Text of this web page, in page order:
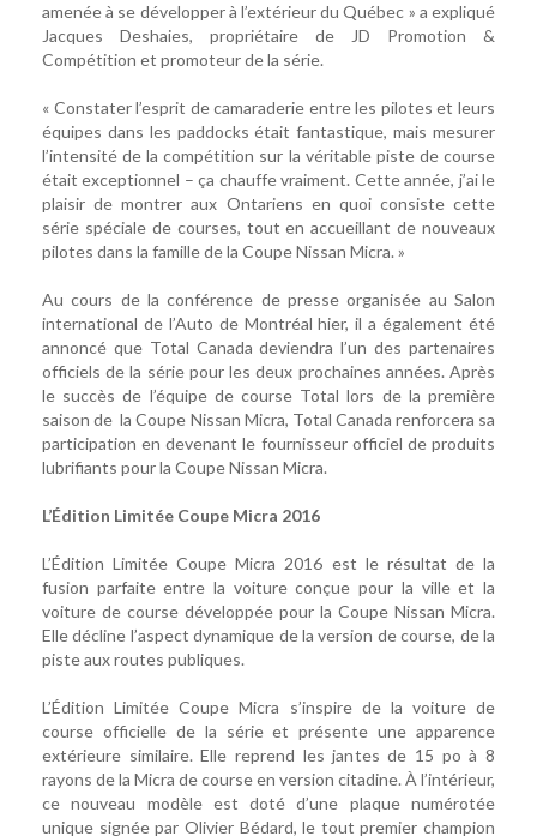
amenée à se développer à l’extérieur du Québec » a expliqué
Jacques Deshaies, propriétaire de JD Promotion &
Compétition et promoteur de la série.
« Constater l’esprit de camaraderie entre les pilotes et leurs
équipes dans les paddocks était fantastique, mais mesurer
l’intensité de la compétition sur la véritable piste de course
était exceptionnel – ça chauffe vraiment. Cette année, j’ai le
plaisir de montrer aux Ontariens en quoi consiste cette
série spéciale de courses, tout en accueillant de nouveaux
pilotes dans la famille de la Coupe Nissan Micra. »
Au cours de la conférence de presse organisée au Salon
international de l’Auto de Montréal hier, il a également été
annoncé que Total Canada deviendra l’un des partenaires
officiels de la série pour les deux prochaines années. Après
le succès de l’équipe de course Total lors de la première
saison de la Coupe Nissan Micra, Total Canada renforcera sa
participation en devenant le fournisseur officiel de produits
lubrifiants pour la Coupe Nissan Micra.
L’Édition Limitée Coupe Micra 2016
L’Édition Limitée Coupe Micra 2016 est le résultat de la
fusion parfaite entre la voiture conçue pour la ville et la
voiture de course développée pour la Coupe Nissan Micra.
Elle décline l’aspect dynamique de la version de course, de la
piste aux routes publiques.
L’Édition Limitée Coupe Micra s’inspire de la voiture de
course officielle de la série et présente une apparence
extérieure similaire. Elle reprend les jantes de 15 po à 8
rayons de la Micra de course en version citadine. À l’intérieur,
ce nouveau modèle est doté d’une plaque numérotée
unique signée par Olivier Bédard, le tout premier champion